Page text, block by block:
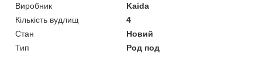
Виробник
Kaida
Кількість вудлищ
4
Стан
Новий
Тип
Род под